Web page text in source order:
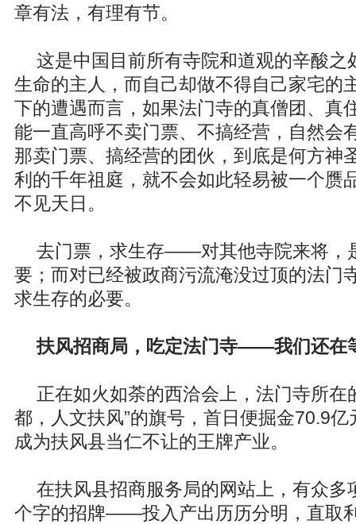
章有法，有理有节。
这是中国目前所有寺院和道观的辛酸之
生命的主人，而自己却做不得自己家宅的
下的遭遇而言，如果法门寺的真僧团、真
能一直高呼不卖门票、不搞经营，自然会
那卖门票、搞经营的团伙，到底是何方神
利的千年祖庭，就不会如此轻易被一个赝
不见天日。
去门票，求生存——对其他寺院来将，
要；而对已经被政商污流淹没过顶的法门
求生存的必要。
扶风招商局，吃定法门寺——我们还在
正在如火如荼的西洽会上，法门寺所在
都，人文扶风”的旗号，首日便掘金70.9
成为扶风县当仁不让的王牌产业。
在扶风县招商服务局的网站上，有众多
个字的招牌——投入产出历历分明，直取